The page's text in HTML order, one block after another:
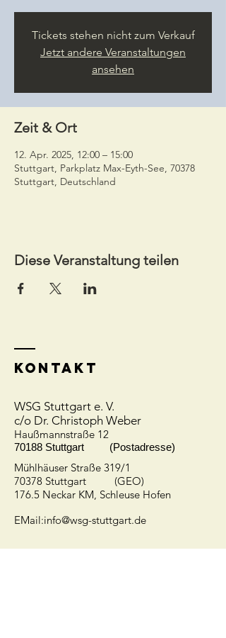
Tickets stehen nicht zum Verkauf
Jetzt andere Veranstaltungen
ansehen
Zeit & Ort
12. Apr. 2025, 12:00 – 15:00
Stuttgart, Parkplatz Max-Eyth-See, 70378
Stuttgart, Deutschland
Diese Veranstaltung teilen
Kontakt
WSG Stuttgart e. V.
c/o Dr. Christoph Weber
Haußmannstraße 12
70188 Stuttgart (Postadresse)
Mühlhäuser Straße 319/1
70378 Stuttgart (GEO)
176.5 Neckar KM, Schleuse Hofen
EMail:info@wsg-stuttgart.de